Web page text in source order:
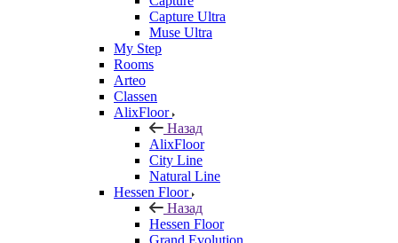
Capture Ultra
Muse Ultra
My Step
Rooms
Arteo
Classen
AlixFloor
Назад
AlixFloor
City Line
Natural Line
Hessen Floor
Назад
Hessen Floor
Grand Evolution